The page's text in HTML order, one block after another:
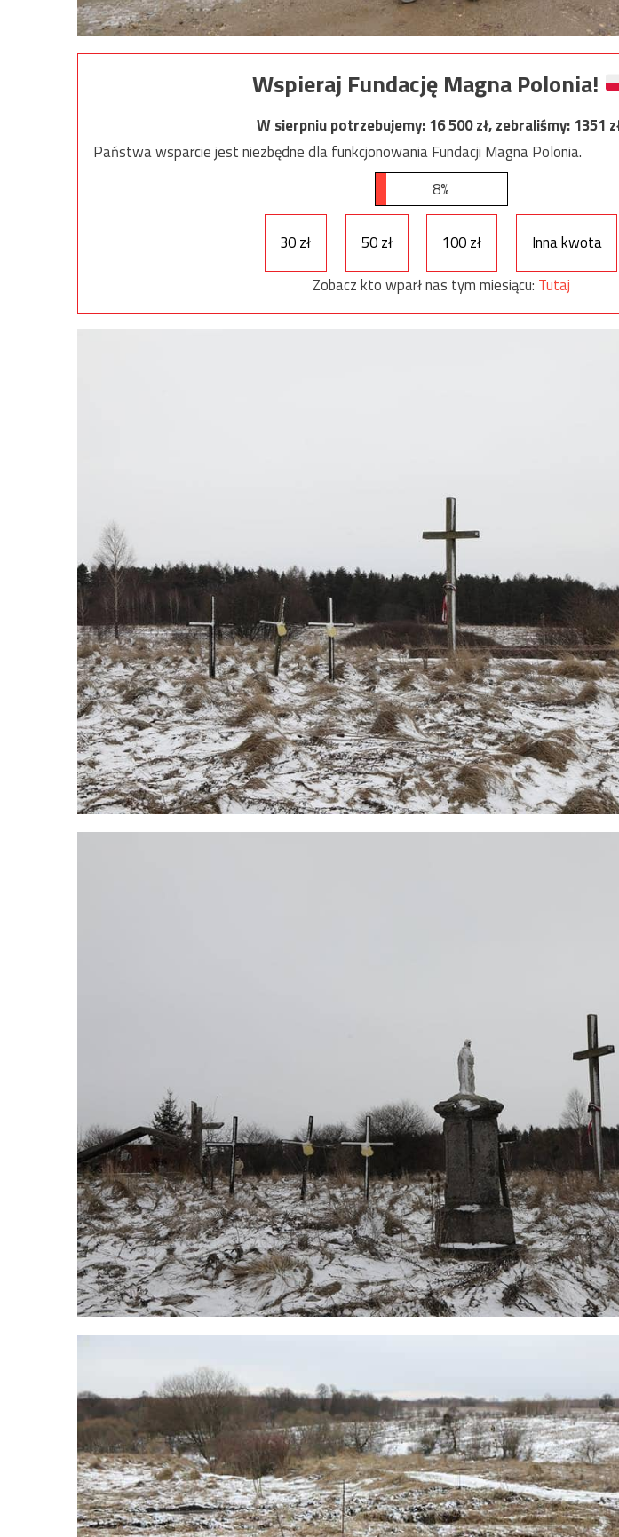
Wspieraj Fundację Magna Polonia!
W sierpniu potrzebujemy:16 500zł, zebraliśmy:1351
Państwa wsparcie jest niezbędne dla funkcjonowania Fundacji Magna Polonia.
8%
30 zł 50 zł 100 zł
Inna kwota
Zobacz kto wparł nas tym miesiącu: Tutaj